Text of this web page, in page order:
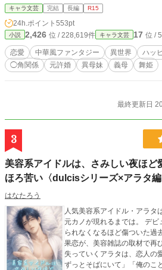
中華風ファンタジーの設定で
に別のキャラクター視点にな
キャラ文芸 完結 長編 R15
24h.ポイント 553pt
小説 2,426 位 / 228,619件 キャラ文芸 17 位 /
恋愛 中華風ファンタジー 異世界 ハッ
◯角関係
元許婚 異母妹 義母 舞姫
最終更新日
3
美容系アイドルは、さみしい夜ほ
ほろ苦い〈dulcisシリーズ×アラタ
はなたろう
人気美容系アイドル・アラ
元カノが現れるまでは。 デ
られなくなるほど傷ついた過
果恋が、美容雑誌の取材で再
失っていくアラタは、恋人
ずっとそばにいて」「俺のこ